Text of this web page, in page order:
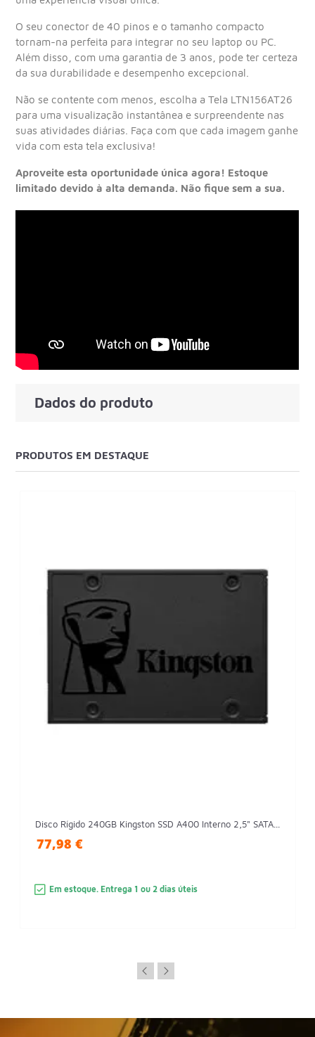
O seu conector de 40 pinos e o tamanho compacto
tornam-na perfeita para integrar no seu laptop ou PC.
Além disso, com uma garantia de 3 anos, pode ter certeza
da sua durabilidade e desempenho excepcional.
Não se contente com menos, escolha a Tela LTN156AT26
para uma visualização instantânea e surpreendente nas
suas atividades diárias. Faça com que cada imagem ganhe
vida com esta tela exclusiva!
Aproveite esta oportunidade única agora! Estoque
limitado devido à alta demanda. Não fique sem a sua.
Dados do produto
PRODUTOS EM DESTAQUE
Disco Rígido 240GB Kingston SSD A400 Interno 2,5" SATA...
77,98 €
Em estoque. Entrega 1 ou 2 dias úteis